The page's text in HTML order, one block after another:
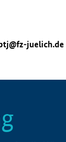
juelich.de